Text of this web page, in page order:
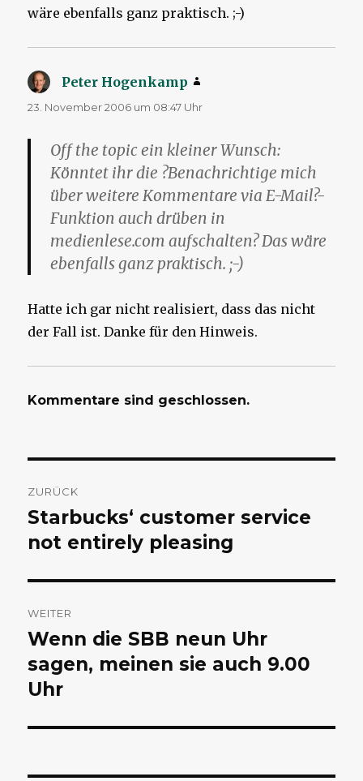
wäre ebenfalls ganz praktisch. ;-)
Peter Hogenkamp
23. November 2006 um 08:47 Uhr
Off the topic ein kleiner Wunsch:
Könntet ihr die ?Benachrichtige mich
über weitere Kommentare via E-Mail?-
Funktion auch drüben in
medienlese.com aufschalten? Das wäre
ebenfalls ganz praktisch. ;-)
Hatte ich gar nicht realisiert, dass das nicht
der Fall ist. Danke für den Hinweis.
Kommentare sind geschlossen.
ZURÜCK
Vorheriger
Beitrag:
Starbucks‘ customer service
not entirely pleasing
WEITER
Nächster
Beitrag:
Wenn die SBB neun Uhr
sagen, meinen sie auch 9.00
Uhr